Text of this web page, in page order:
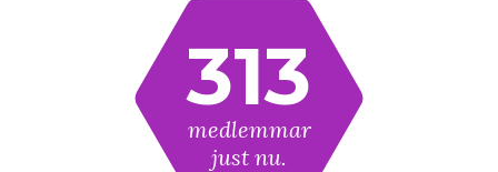
313
medlemmar
just nu.